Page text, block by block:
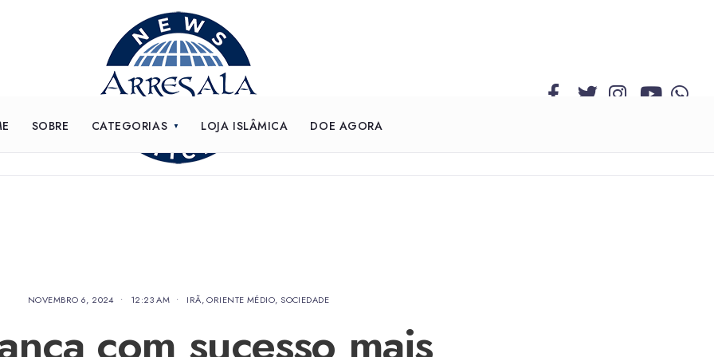
SOBRE CATEGORIAS LOJA ISLÂMICA DOE AGORA
NOVEMBRO 6, 2024 • 12:23 AM • IRÃ,ORIENTE MÉDIO, SOCIEDADE